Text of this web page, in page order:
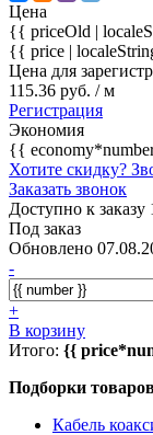
Цена
{{ priceOld |
{{ price |
Цена для
115.36 руб. / м
Регистрация
Экономия
{{
Хотите скидку?
Заказать звонок
Доступно к заказу
Под заказ
Обновлено
-
+
В корзину
Итого: {{
Подборки
Кабель